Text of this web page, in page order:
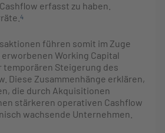
erfasst zu haben.
4
führen somit im Zuge
Working Capital
temporären Steigerung des
Diese Zusammenhänge erklären,
die durch Akquisitionen
stärkeren operativen Cashflow
wachsende Unternehmen.